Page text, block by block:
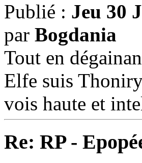
Publié : Jeu 30
par Bogdania
Tout en
Elfe suis
vois haute et
Re: RP -